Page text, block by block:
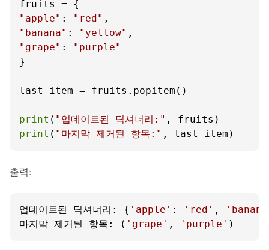
"apple" : "red"
"banana" : "yellow"
"grape" :
"purple"
}
last_item = fruits.popitem()
print ( "업데이트된 딕셔너리:"
print ( "마지막 제거된 항목:" , last_item)
출력:
업데이트된 딕셔너리: { 'apple' : 'red' ,
마지막 제거된 항목: ( 'grape' , 'purple' )